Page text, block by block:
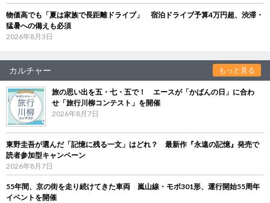
物価高でも「夏は家族で長距離ドライブ」 宿泊ドライブ予算4万円超、渋滞・
猛暑への備えも必須
2026年8月3日
カルチャー もっと見る
旅の思い出を五・七・五で！ エースが「かばんの日」に合わ
せ「旅行川柳コンテスト」を開催
2026年8月7日
東野圭吾が選んだ「記憶に残る一文」はどれ？ 最新作『永遠の記憶』発売で
読者参加型キャンペーン
2026年8月7日
55年間、京の街を走り続けてきた車両 嵐山線・モボ301形、運行開始55周年
イベントを開催